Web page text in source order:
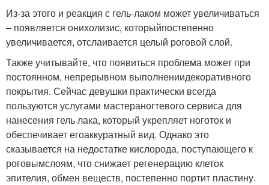
Из-за этого и реакция с гель-лаком может увеличиваться
– появляется онихолизис, которыйпостепенно
увеличивается, отслаивается целый роговой слой.
Также учитывайте, что появиться проблема может при
постоянном, непрерывном выполнениидекоративного
покрытия. Сейчас девушки практически всегда
пользуются услугами мастераногтевого сервиса для
нанесения гель лака, который укрепляет ноготок и
обеспечивает егоаккуратный вид. Однако это
сказывается на недостатке кислорода, поступающего к
роговымслоям, что снижает регенерацию клеток
эпителия, обмен веществ, постепенно портит пластину.